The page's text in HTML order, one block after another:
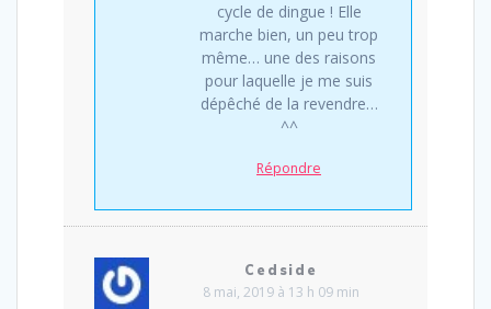
cycle de dingue ! Elle
marche bien, un peu trop
même… une des raisons
pour laquelle je me suis
dépêché de la revendre…
^^
Répondre
Cedside
8 mai, 2019 à 13 h 09 min